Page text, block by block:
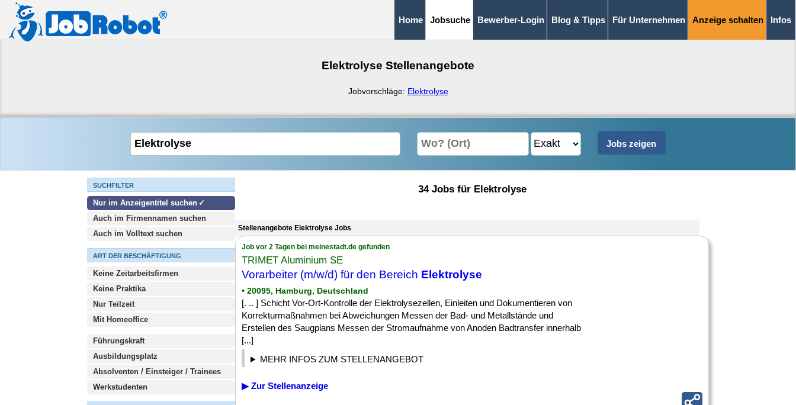
Home Jobsuche Bewerber-Login Blog & Tipps Für Unternehmen Anzeige schalten Infos
Elektrolyse Stellenangebote
Jobvorschläge: Elektrolyse
SUCHFILTER
Nur im Anzeigentitel suchen
Auch im Firmennamen suchen
Auch im Volltext suchen
ART DER BESCHÄFTIGUNG
Keine Zeitarbeitsfirmen
Keine Praktika
Nur Teilzeit
Mit Homeoffice
Führungskraft
Ausbildungsplatz
Absolventen / Einsteiger / Trainees
Werkstudenten
34 Jobs für Elektrolyse
Stellenangebote Elektrolyse Jobs
Job vor 2 Tagen bei meinestadt.de gefunden
TRIMET Aluminium SE
Vorarbeiter (m/w/d) für den Bereich Elektrolyse
• 20095, Hamburg, Deutschland
[. .. ] Schicht Vor-Ort-Kontrolle der Elektrolysezellen, Einleiten und Dokumentieren von
Korrekturmaßnahmen bei Abweichungen Messen der Bad- und Metallstände und
Erstellen des Saugplans Messen der Stromaufnahme von Anoden Badtransfer innerhalb
[...]
MEHR INFOS ZUM STELLENANGEBOT
▶ Zur Stellenanzeige